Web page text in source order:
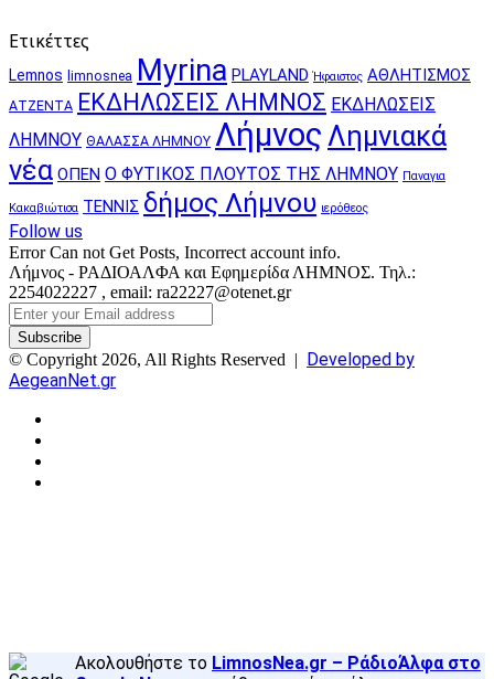
Ετικέττες
Lemnos limnosnea Myrina PLAYLAND Ήφαιστος ΑΘΛΗΤΙΣΜΟΣ
ΑΤΖΕΝΤΑ ΕΚΔΗΛΩΣΕΙΣ ΛΗΜΝΟΣ ΕΚΔΗΛΩΣΕΙΣ
ΛΗΜΝΟΥ ΘΑΛΑΣΣΑ ΛΗΜΝΟΥ Λήμνος Λημνιακά
νέα ΟΠΕΝ Ο ΦΥΤΙΚΟΣ ΠΛΟΥΤΟΣ ΤΗΣ ΛΗΜΝΟΥ Παναγια
Κακαβιώτισα ΤΕΝΝΙΣ δήμος Λήμνου ιερόθεος
Follow us
Error Can not Get Posts, Incorrect account info.
Λήμνος - ΡΑΔΙΟΑΛΦΑ και Εφημερίδα ΛΗΜΝΟΣ. Τηλ.:
2254022227 , email: ra22227@otenet.gr
Enter
your
Email
address
© Copyright 2026, All Rights Reserved | Developed by
AegeanNet.gr
Ακολουθήστε το LimnosNea.gr – ΡάδιοΆλφα στο